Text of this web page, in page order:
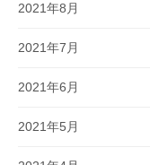
2021年8月
2021年7月
2021年6月
2021年5月